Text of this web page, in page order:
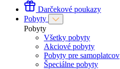
Darčekové poukazy
Pobyty
Pobyty
Všetky pobyty
Akciové pobyty
Pobyty pre samoplatcov
Špeciálne pobyty